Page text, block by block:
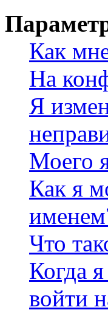
Как
На
Я
Моего
Как я
Что
Когда
войти